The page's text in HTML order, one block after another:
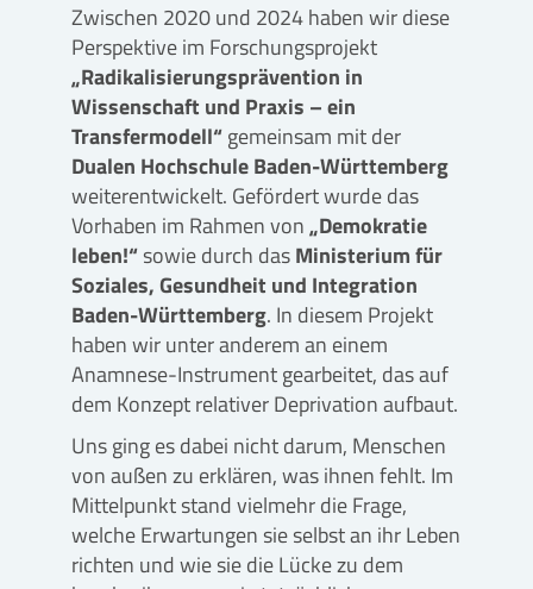
Zwischen 2020 und 2024 haben wir diese
Perspektive im Forschungsprojekt
„Radikalisierungsprävention in
Wissenschaft und Praxis – ein
Transfermodell“gemeinsam mit der
Dualen Hochschule Baden-Württemberg
weiterentwickelt. Gefördert wurde das
Vorhaben im Rahmen von„Demokratie
leben!“sowie durch dasMinisterium für
Soziales, Gesundheit und Integration
Baden-Württemberg. In diesem Projekt
haben wir unter anderem an einem
Anamnese-Instrument gearbeitet, das auf
dem Konzept relativer Deprivation aufbaut.
Uns ging es dabei nicht darum, Menschen
von außen zu erklären, was ihnen fehlt. Im
Mittelpunkt stand vielmehr die Frage,
welche Erwartungen sie selbst an ihr Leben
richten und wie sie die Lücke zu dem